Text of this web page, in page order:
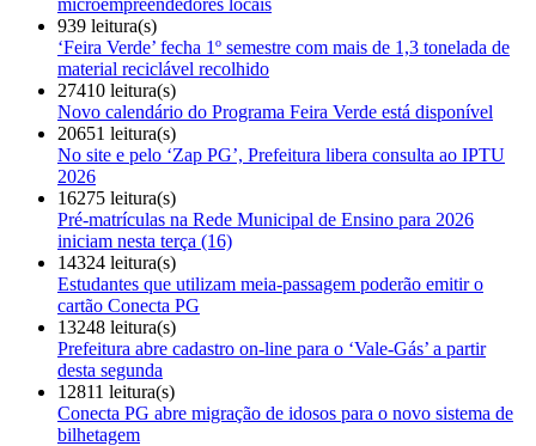
939 leitura(s)
‘Feira Verde’ fecha 1º semestre com mais de 1,3 tonelada de
material reciclável recolhido
27410 leitura(s)
Novo calendário do Programa Feira Verde está disponível
20651 leitura(s)
No site e pelo ‘Zap PG’, Prefeitura libera consulta ao IPTU
2026
16275 leitura(s)
Pré-matrículas na Rede Municipal de Ensino para 2026
iniciam nesta terça (16)
14324 leitura(s)
Estudantes que utilizam meia-passagem poderão emitir o
cartão Conecta PG
13248 leitura(s)
Prefeitura abre cadastro on-line para o ‘Vale-Gás’ a partir
desta segunda
12811 leitura(s)
Conecta PG abre migração de idosos para o novo sistema de
bilhetagem